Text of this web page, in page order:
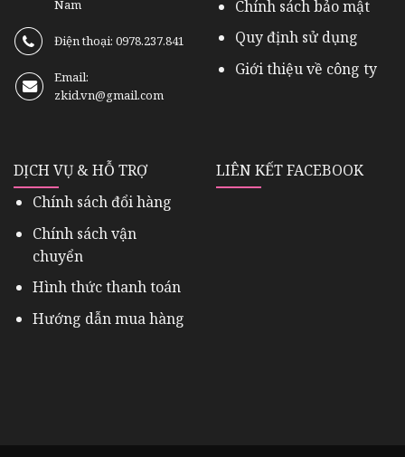
Nam
Điện thoại: 0978.237.841
Email:
zkid.vn@gmail.com
Chính sách bảo mật
Quy định sử dụng
Giới thiệu về công ty
DỊCH VỤ & HỖ TRỢ
Chính sách đổi hàng
Chính sách vận
chuyển
Hình thức thanh toán
Hướng dẫn mua hàng
LIÊN KẾT FACEBOOK